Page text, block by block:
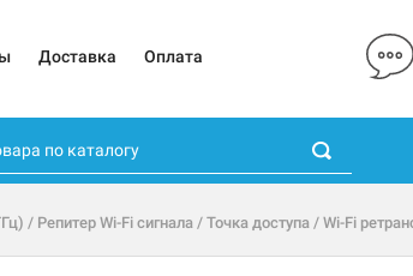
Доставка Оплата
/ Репитер Wi-Fi сигнала / Точка доступа / Wi-Fi